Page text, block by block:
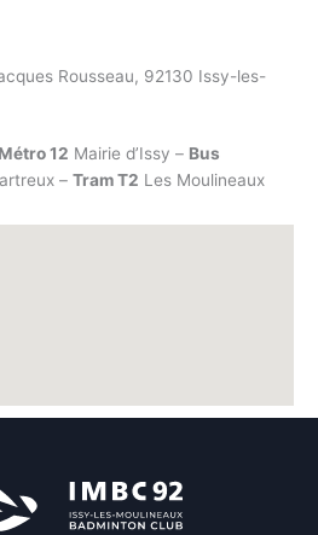
Rousseau, 92130 Issy-les-
Métro 12 Mairie d’Issy – Bus
– Tram T2 Les Moulineaux